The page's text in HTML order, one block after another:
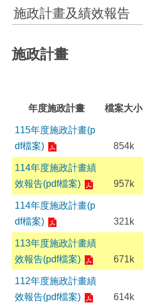
施政計畫及績效報告
施政計畫
年度施政計畫 檔案大小
115年度施政計畫(p
df檔案)
854k
114年度施政計畫績
效報告(pdf檔案)
957k
114年度施政計畫(p
df檔案)
321k
113年度施政計畫績
效報告(pdf檔案)
671k
112年度施政計畫績
效報告(pdf檔案)
614k